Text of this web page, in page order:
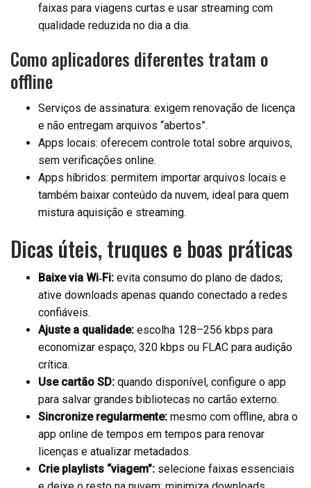
faixas para viagens curtas e usar streaming com
qualidade reduzida no dia a dia.
Como aplicadores diferentes tratam o
offline
Serviços de assinatura: exigem renovação de licença
e não entregam arquivos “abertos”.
Apps locais: oferecem controle total sobre arquivos,
sem verificações online.
Apps híbridos: permitem importar arquivos locais e
também baixar conteúdo da nuvem, ideal para quem
mistura aquisição e streaming.
Dicas úteis, truques e boas práticas
Baixe via Wi‑Fi: evita consumo do plano de dados;
ative downloads apenas quando conectado a redes
confiáveis.
Ajuste a qualidade: escolha 128–256 kbps para
economizar espaço, 320 kbps ou FLAC para audição
crítica.
Use cartão SD: quando disponível, configure o app
para salvar grandes bibliotecas no cartão externo.
Sincronize regularmente: mesmo com offline, abra o
app online de tempos em tempos para renovar
licenças e atualizar metadados.
Crie playlists “viagem”: selecione faixas essenciais